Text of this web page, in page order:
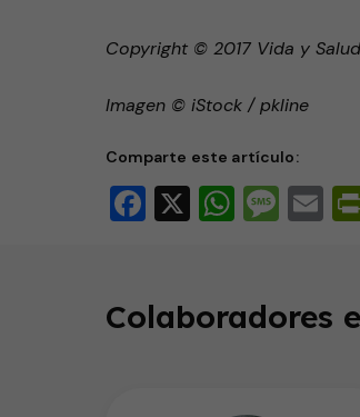
Copyright © 2017 Vida y
Imagen © iStock / pkline
Comparte este artículo:
Facebook
X
Colaboradores